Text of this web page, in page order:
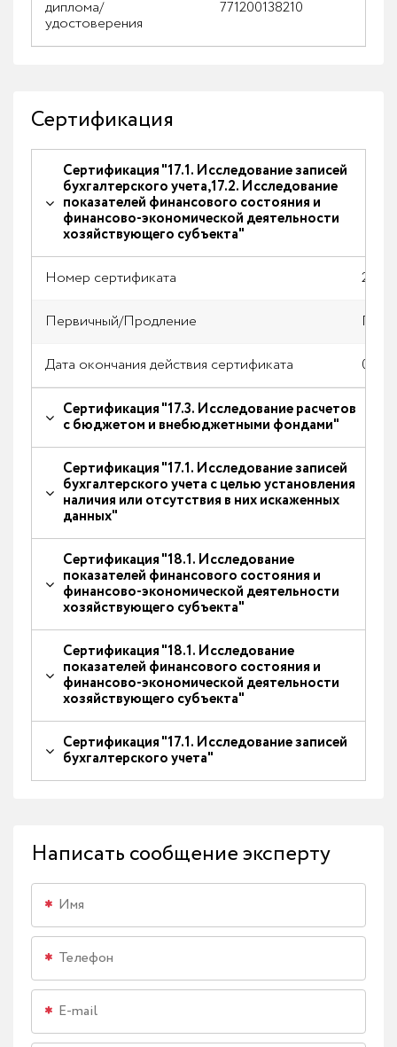
диплома/
удостоверения
771200138210
Сертификация
Сертификация "17.1. Исследование записей
бухгалтерского учета,17.2. Исследование
показателей финансового состояния и
финансово-экономической деятельности
хозяйствующего субъекта"
Номер сертификата
Первичный/Продление
Дата окончания действия сертификата
Сертификация "17.3. Исследование расчетов
с бюджетом и внебюджетными фондами"
Сертификация "17.1. Исследование записей
бухгалтерского учета с целью установления
наличия или отсутствия в них искаженных
данных"
Сертификация "18.1. Исследование
показателей финансового состояния и
финансово-экономической деятельности
хозяйствующего субъекта"
Сертификация "18.1. Исследование
показателей финансового состояния и
финансово-экономической деятельности
хозяйствующего субъекта"
Сертификация "17.1. Исследование записей
бухгалтерского учета"
Написать сообщение эксперту